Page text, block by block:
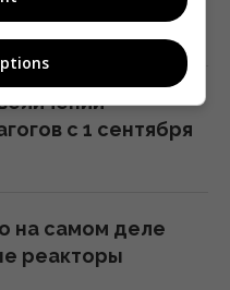
с 1 сентября
на самом деле
реакторы